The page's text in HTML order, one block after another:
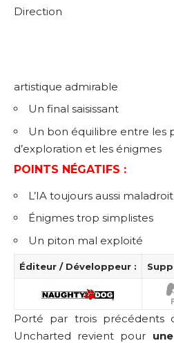
Direction
artistique admirable
Un final saisissant
Un bon équilibre entre les
d’exploration et les énigmes
POINTS NÉGATIFS :
L’IA toujours aussi
Énigmes trop simplistes
Un piton mal exploité
Éditeur / Développeur :
Porté par trois précédents
Uncharted revient pour